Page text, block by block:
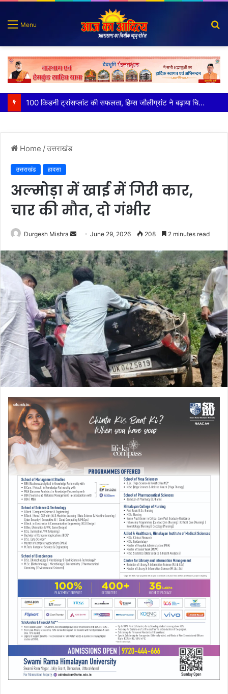
Menu
पात्र लोगों को सरकारी योजनाओं का सीधे मिल रहा लाभः धामी
Home /उत्तराखंड
उत्तराखंड हादसा
अल्मोड़ा में खाई में गिरी कार,
चार की मौत, दो गंभीर
Durgesh Mishra
Send
email
June 29, 2026 208 2 minutes read